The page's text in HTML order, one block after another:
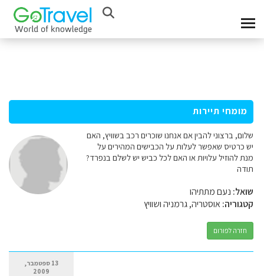
מומחי תיירות
שלום, ברצוני להבין אם אנחנו שוכרים רכב בשוויץ, האם
יש כרטיס שאפשר לעלות על הכבישים המהירים על
מנת להוזיל עלויות או האם לכל כביש יש לשלם בנפרד?
תודה
שואל: נעם מתתיהו
קטגוריה:אוסטריה, גרמניה ושוויץ
חזרה לפורום
13 ספטמבר,
2009